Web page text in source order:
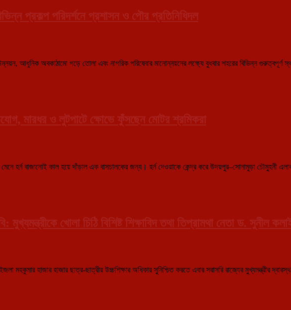
প্রকল্প পরিদর্শনে প্রশাসন ও পৌর প্রতিনিধিদল
আধুনিক অবকাঠামো গড়ে তোলা এবং নাগরিক পরিষেবার মানোন্নয়নের লক্ষ্যে বুধবার শহরের বিভিন্ন গুরুত্বপূর্ণ
মারধর ও লুটপাটে ক্ষোভে ফুঁসছেন মোটর শ্রমিকরা
হর্ন বাজানোই কাল হয়ে দাঁড়াল এক বাসচালকের জন্য। হর্ন দেওয়াকে কেন্দ্র করে উদয়পুর–সোনামুড়া চৌমুহনী
খোলা চিঠি বিশিষ্ট শিক্ষাবিদ তথা তিপ্রামথা নেতা ড. সুনীল
হাজার হাজার ছাত্র-ছাত্রীর উচ্চশিক্ষার অধিকার সুনিশ্চিত করতে এবার সরাসরি রাজ্যের মুখ্যমন্ত্রীর দ্বারস্থ